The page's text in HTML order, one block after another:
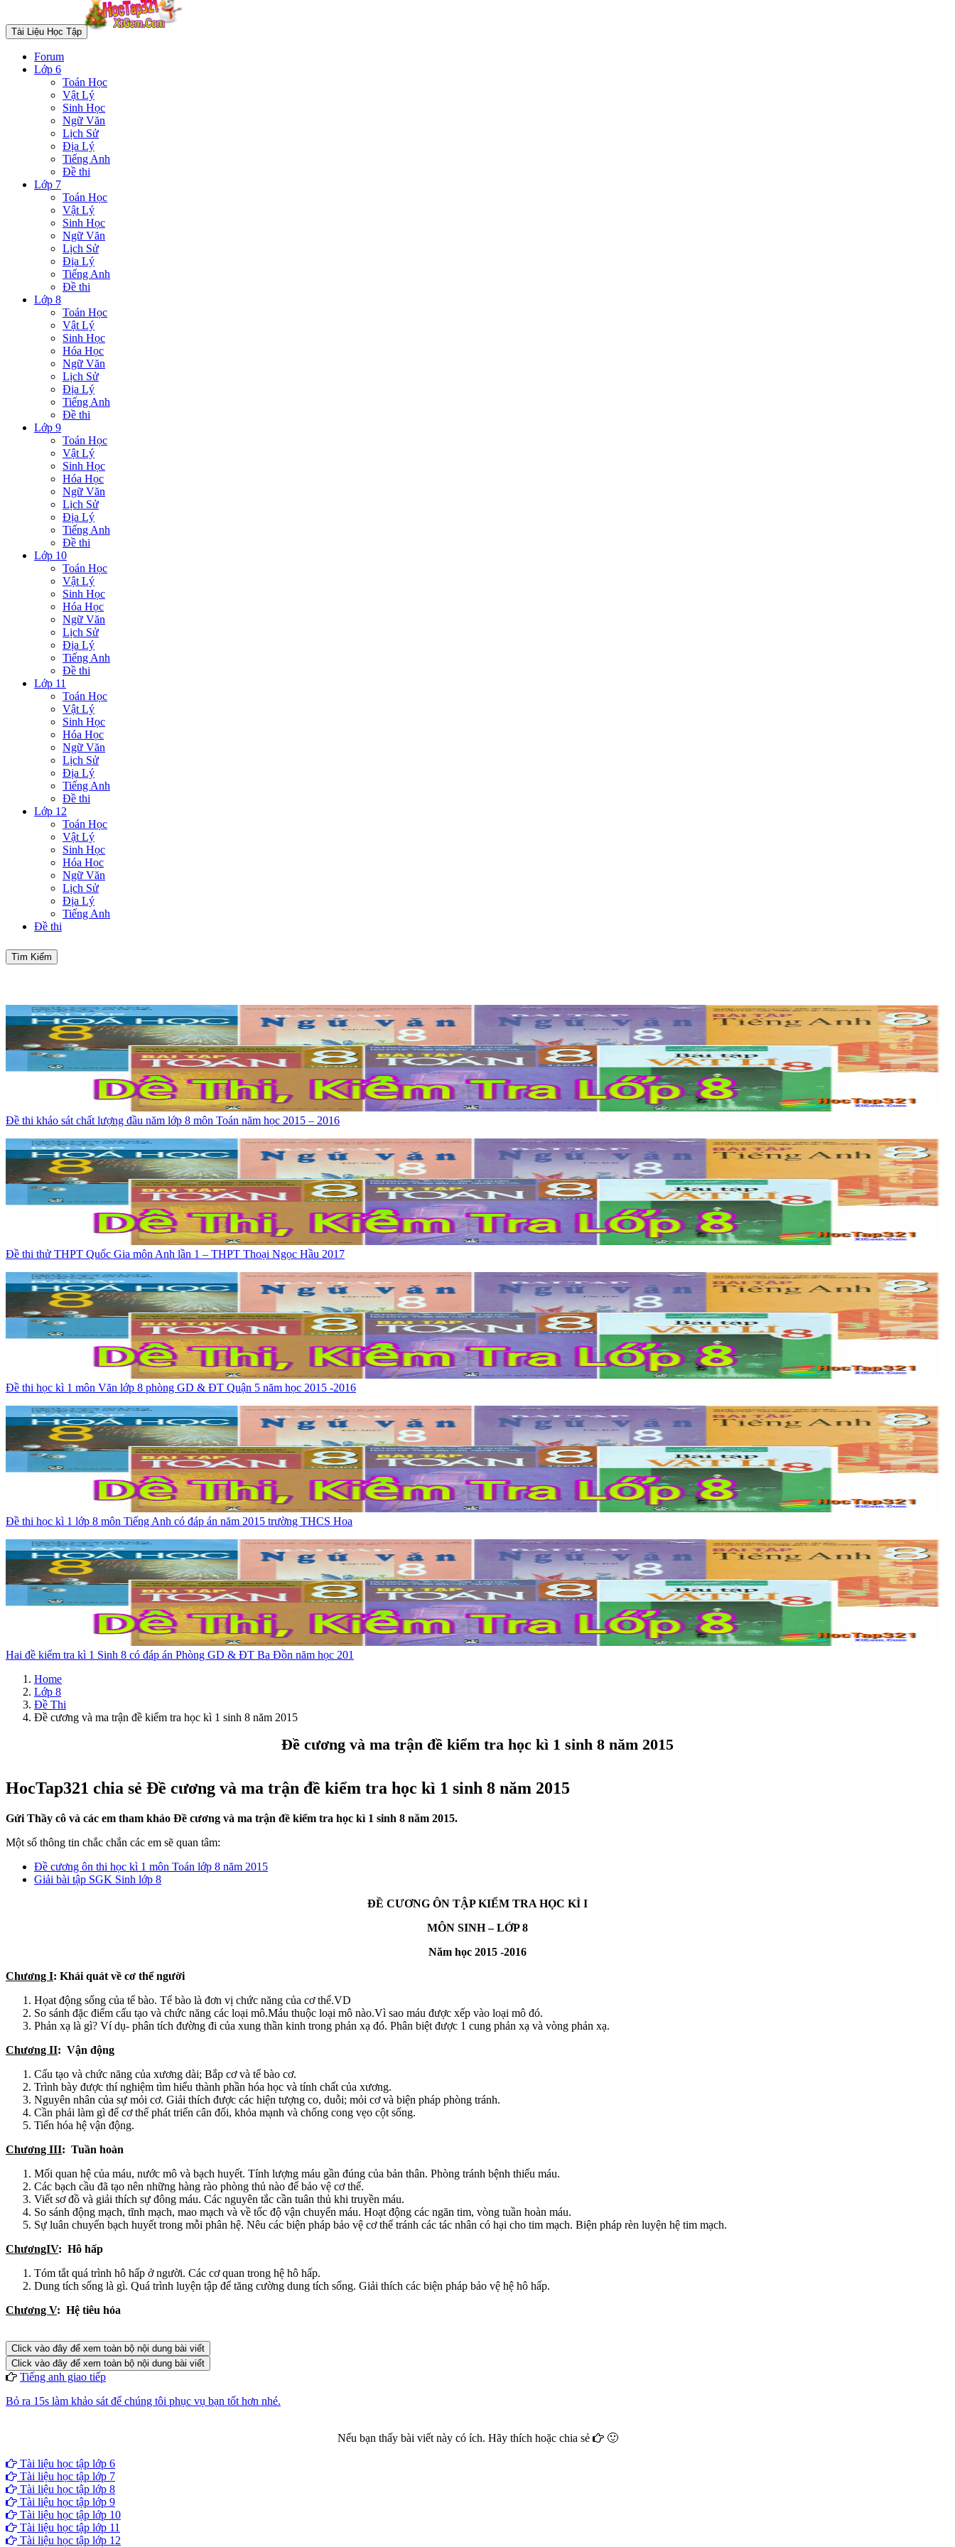
Tài Liệu Học Tập
Forum
Lớp 6
Toán Học
Vật Lý
Sinh Học
Ngữ Văn
Lịch Sử
Địa Lý
Tiếng Anh
Đề thi
Lớp 7
Toán Học
Vật Lý
Sinh Học
Ngữ Văn
Lịch Sử
Địa Lý
Tiếng Anh
Đề thi
Lớp 8
Toán Học
Vật Lý
Sinh Học
Hóa Học
Ngữ Văn
Lịch Sử
Địa Lý
Tiếng Anh
Đề thi
Lớp 9
Toán Học
Vật Lý
Sinh Học
Hóa Học
Ngữ Văn
Lịch Sử
Địa Lý
Tiếng Anh
Đề thi
Lớp 10
Toán Học
Vật Lý
Sinh Học
Hóa Học
Ngữ Văn
Lịch Sử
Địa Lý
Tiếng Anh
Đề thi
Lớp 11
Toán Học
Vật Lý
Sinh Học
Hóa Học
Ngữ Văn
Lịch Sử
Địa Lý
Tiếng Anh
Đề thi
Lớp 12
Toán Học
Vật Lý
Sinh Học
Hóa Học
Ngữ Văn
Lịch Sử
Địa Lý
Tiếng Anh
Đề thi
Tìm Kiếm
Đề thi khảo sát chất lượng đầu năm lớp 8 môn Toán năm học 2015 – 2016
Đề thi thử THPT Quốc Gia môn Anh lần 1 – THPT Thoại Ngọc Hầu 2017
Đề thi học kì 1 môn Văn lớp 8 phòng GD & ĐT Quận 5 năm học 2015 -2016
Đề thi học kì 1 lớp 8 môn Tiếng Anh có đáp án năm 2015 trường THCS Hoa
Hai đề kiểm tra kì 1 Sinh 8 có đáp án Phòng GD & ĐT Ba Đồn năm học 201
Home
Lớp 8
Đề Thi
Đề cương và ma trận đề kiểm tra học kì 1 sinh 8 năm 2015
Đề cương và ma trận đề kiểm tra học kì 1 sinh 8 năm 2015
HocTap321 chia sẻ Đề cương và ma trận đề kiểm tra học kì 1 sinh 8 năm 2015
Gửi Thầy cô và các em tham khảo Đề cương và ma trận đề kiểm tra học kì 1 sinh 8 năm 2015.
Một số thông tin chắc chắn các em sẽ quan tâm:
Đề cương ôn thi học kì 1 môn Toán lớp 8 năm 2015
Giải bài tập SGK Sinh lớp 8
ĐỀ CƯƠNG ÔN TẬP KIỂM TRA HỌC KÌ I
MÔN SINH – LỚP 8
Năm học 2015 -2016
Chương I: Khái quát về cơ thể người
Họat động sống của tế bào. Tế bào là đơn vị chức năng của cơ thể.VD
So sánh đặc điểm cấu tạo và chức năng các loại mô.Máu thuộc loại mô nào.Vì sao máu được xếp vào loại mô đó.
Phản xạ là gì? Ví dụ- phân tích đường đi của xung thần kinh trong phản xạ đó. Phân biệt được 1 cung phản xạ và vòng phản xạ.
Chương II: Vận động
Cấu tạo và chức năng của xương dài; Bắp cơ và tế bào cơ.
Trình bày được thí nghiệm tìm hiểu thành phần hóa học và tính chất của xương.
Nguyên nhân của sự mỏi cơ. Giải thích được các hiện tượng co, duỗi; mỏi cơ và biện pháp phòng tránh.
Cần phải làm gì để cơ thể phát triển cân đối, khỏa mạnh và chống cong vẹo cột sống.
Tiến hóa hệ vận động.
Chương III: Tuần hoàn
Mối quan hệ của máu, nước mô và bạch huyết. Tính lượng máu gần đúng của bản thân. Phòng tránh bệnh thiếu máu.
Các bạch cầu đã tạo nên những hàng rào phòng thủ nào để bảo vệ cơ thể.
Viết sơ đồ và giải thích sự đông máu. Các nguyên tắc cần tuân thủ khi truyền máu.
So sánh động mạch, tĩnh mạch, mao mạch và về tốc độ vận chuyển máu. Hoạt động các ngăn tim, vòng tuần hoàn máu.
Sự luân chuyển bạch huyết trong mỗi phân hệ. Nêu các biện pháp bảo vệ cơ thể tránh các tác nhân có hại cho tim mạch. Biện pháp rèn luyện hệ tim mạch.
ChươngIV: Hô hấp
Tóm tắt quá trình hô hấp ở người. Các cơ quan trong hệ hô hấp.
Dung tích sống là gì. Quá trình luyện tập để tăng cường dung tích sống. Giải thích các biện pháp bảo vệ hệ hô hấp.
Chương V: Hệ tiêu hóa
Click vào đây để xem toàn bộ nội dung bài viết
Click vào đây để xem toàn bộ nội dung bài viết
Tiếng anh giao tiếp
Bỏ ra 15s làm khảo sát để chúng tôi phục vụ bạn tốt hơn nhé.
Nếu bạn thấy bài viết này có ích. Hãy thích hoặc chia sẻ
🙂
Tài liệu học tập lớp 6
Tài liệu học tập lớp 7
Tài liệu học tập lớp 8
Tài liệu học tập lớp 9
Tài liệu học tập lớp 10
Tài liệu học tập lớp 11
Tài liệu học tập lớp 12